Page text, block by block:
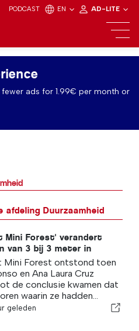
PODCAST EN AD-LITE
ads for 1.99€ per month or
Duurzaamheid
Mini Forest' verandert
van 3 bij 3 meter in
Mini Forest ontstond toen
en Ana Laura Cruz
de conclusie kwamen dat
waarin ze hadden...
geleden